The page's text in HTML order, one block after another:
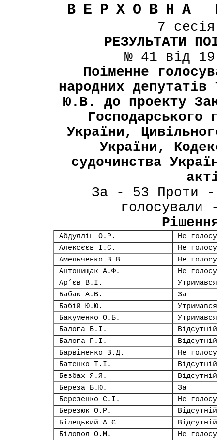
ВЕРХОВНА
7
РЕЗУЛЬТАТИ
№ 41 від
Поіменне
народних
Ю.В. до проекту
Господарського
України,
України,
судочинства
За - 53 Проти -
Абдуллін О.Р.
Не
Алексєєв І.С.
Не
Амельченко В.В.
Не
Антонищак А.Ф.
Не
Ар’єв В.І.
Утримався
Бабак А.В.
За
Бабій Ю.Ю.
Утримався
Бакуменко О.Б.
Утримався
Балога В.І.
Відсутній
Балога П.І.
Відсутній
Барвіненко В.Д.
Не
Батенко Т.І.
Відсутній
Безбах Я.Я.
Відсутній
Береза Б.Ю.
За
Березенко С.І.
Не
Березюк О.Р.
Відсутній
Білецький А.Є.
Відсутній
Біловол О.М.
Не